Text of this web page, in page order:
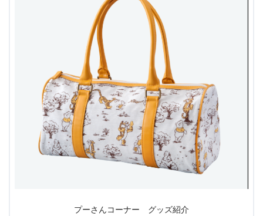
プーさんコーナー グッズ紹介